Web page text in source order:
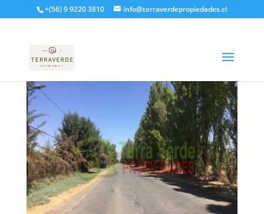
+(56) 9 9220 3810 info@terraverdepropiedades.cl